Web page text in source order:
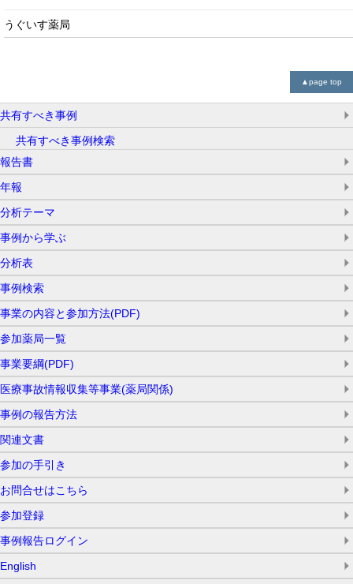
うぐいす薬局
▲page top
共有すべき事例
共有すべき事例検索
報告書
年報
分析テーマ
事例から学ぶ
分析表
事例検索
事業の内容と参加方法(PDF)
参加薬局一覧
事業要綱(PDF)
医療事故情報収集等事業(薬局関係)
事例の報告方法
関連文書
参加の手引き
お問合せはこちら
参加登録
事例報告ログイン
English